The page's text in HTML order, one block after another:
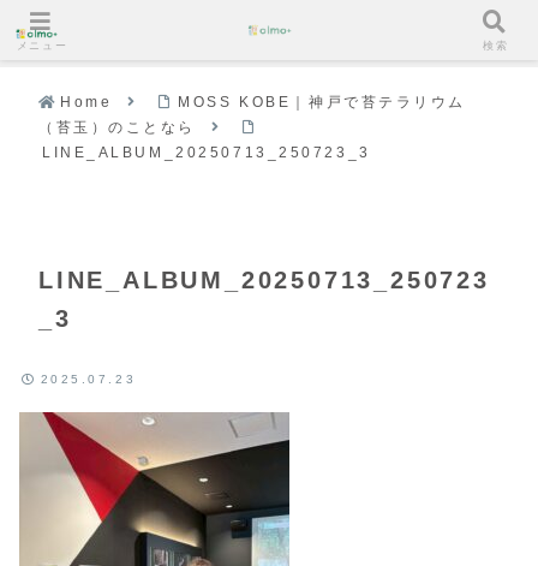
Home
MOSS KOBE｜神戸で苔テラリウム
（苔玉）のことなら
LINE_ALBUM_20250713_250723_3
LINE_ALBUM_20250713_250723
_3
2025.07.23
メニュー 検索